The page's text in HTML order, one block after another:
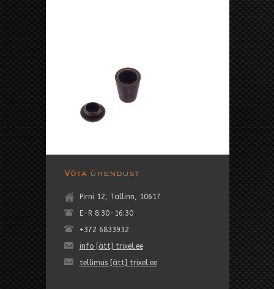
Võta ühendust
Pirni 12, Tallinn, 10617
E-R 8:30-16:30
+372 6833932
info [ätt] trixel.ee
tellimus [ätt] trixel.ee